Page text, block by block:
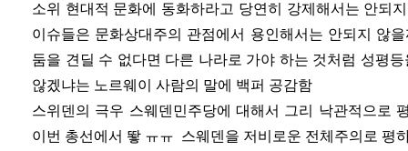
소위 현대적 문화에 동화하라고 당연히 강제해서는 안되
이슈들은 문화상대주의 관점에서 용인해서는 안되지 않
둠을 견딜 수 없다면 다른 나라로 가야 하는 것처럼 성평
않겠냐는 노르웨이 사람의 말에 백퍼 공감함
스위덴의 극우 스웨덴민주당에 대해서 그리 낙관적으로
이번 총선에서 뙇 ㅠㅠ 스웨덴을 저비로운 전체주의로 평